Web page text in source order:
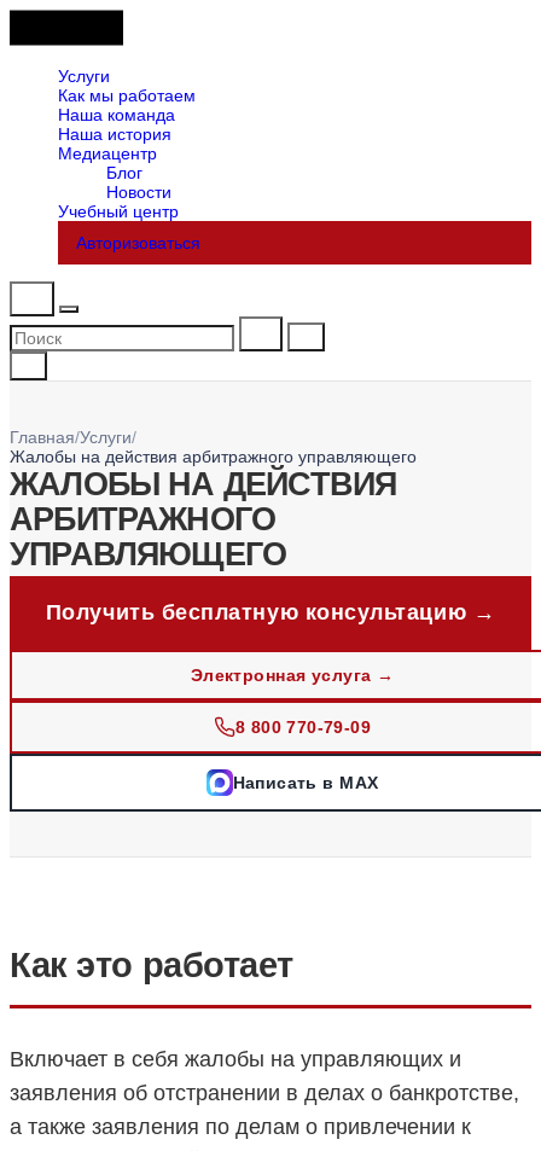
Услуги
Как мы работаем
Наша команда
Наша история
Медиацентр
Блог
Новости
Учебный центр
Авторизоваться
Главная/Услуги/
Жалобы на действия арбитражного управляющего
ЖАЛОБЫ НА ДЕЙСТВИЯ
АРБИТРАЖНОГО
УПРАВЛЯЮЩЕГО
Получить бесплатную консультацию →
Электронная услуга →
8 800 770-79-09
Написать в MAX
Как это работает
Включает в себя жалобы на управляющих и
заявления об отстранении в делах о банкротстве,
а также заявления по делам о привлечении к